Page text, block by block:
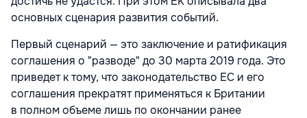
основных сценария развития событий.
Первый сценарий — это заключение и ратификация
соглашения о "разводе" до 30 марта 2019 года. Это
приведет к тому, что законодательство ЕС и его
соглашения прекратят применяться к Британии
в полном объеме лишь по окончании ранее